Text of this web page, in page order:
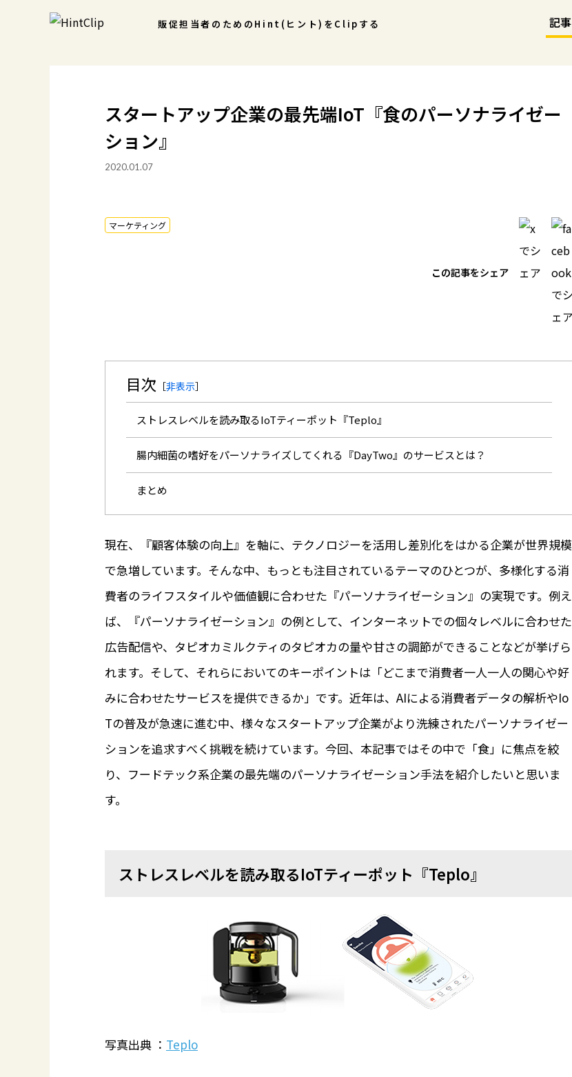
販促担当者のための Hint(ヒント)をClipする 記事
スタートアップ企業の最先端IoT『食のパーソナライゼー
ション』
2020.01.07
マーケティング
この記事をシェア
目次 ［非表示］
ストレスレベルを読み取るIoTティーポット『Teplo』
腸内細菌の嗜好をパーソナライズしてくれる『DayTwo』のサービスとは？
まとめ
現在、『顧客体験の向上』を軸に、テクノロジーを活用し差別化をはかる企業が世界規模
で急増しています。そんな中、もっとも注目されているテーマのひとつが、多様化する消
費者のライフスタイルや価値観に合わせた『パーソナライゼーション』の実現です。例え
ば、『パーソナライゼーション』の例として、インターネットでの個々レベルに合わせた
広告配信や、タピオカミルクティのタピオカの量や甘さの調節ができることなどが挙げら
れます。そして、それらにおいてのキーポイントは「どこまで消費者一人一人の関心や好
みに合わせたサービスを提供できるか」です。近年は、AIによる消費者データの解析やIo
Tの普及が急速に進む中、様々なスタートアップ企業がより洗練されたパーソナライゼー
ションを追求すべく挑戦を続けています。今回、本記事ではその中で「食」に焦点を絞
り、フードテック系企業の最先端のパーソナライゼーション手法を紹介したいと思いま
す。
ストレスレベルを読み取るIoTティーポット『Teplo』
写真出典 ： Teplo